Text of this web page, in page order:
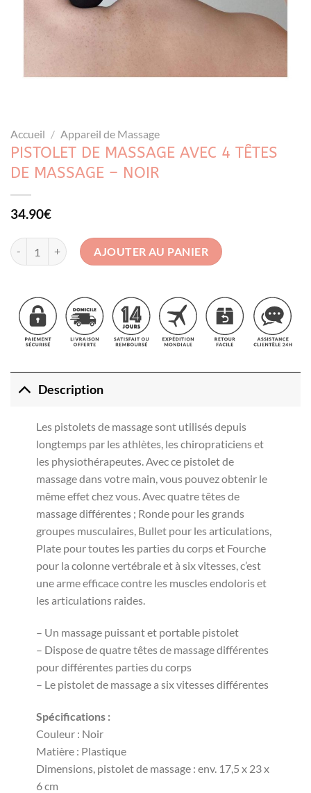
Accueil / Appareil de Massage
PISTOLET DE MASSAGE AVEC 4 TÊTES
DE MASSAGE – NOIR
34.90€
quantité de Pistolet de massage avec 4 têtes de massage - Noir
AJOUTER AU PANIER
Description
Les pistolets de massage sont utilisés depuis
longtemps par les athlètes, les chiropraticiens et
les physiothérapeutes. Avec ce pistolet de
massage dans votre main, vous pouvez obtenir le
même effet chez vous. Avec quatre têtes de
massage différentes ; Ronde pour les grands
groupes musculaires, Bullet pour les articulations,
Plate pour toutes les parties du corps et Fourche
pour la colonne vertébrale et à six vitesses, c’est
une arme efficace contre les muscles endoloris et
les articulations raides.
– Un massage puissant et portable pistolet
– Dispose de quatre têtes de massage différentes
pour différentes parties du corps
– Le pistolet de massage a six vitesses différentes
Spécifications :
Couleur : Noir
Matière : Plastique
Dimensions, pistolet de massage : env. 17,5 x 23 x
6 cm